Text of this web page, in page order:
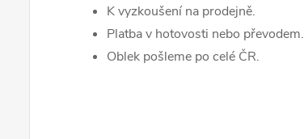
K vyzkoušení na prodejně.
Platba v hotovosti nebo převodem.
Oblek pošleme po celé ČR.